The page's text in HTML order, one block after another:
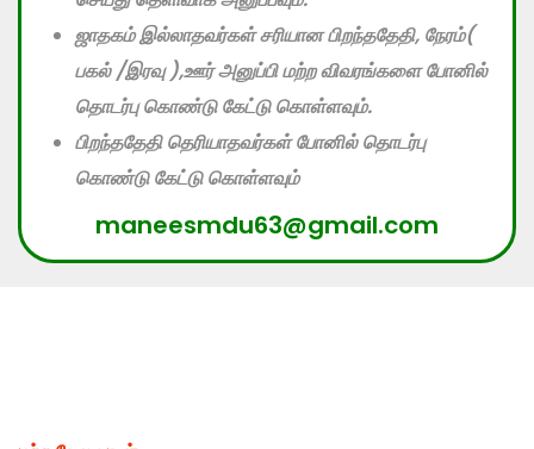
ஜாதகம் இல்லாதவர்கள் சரியான பிறந்ததேதி, நேரம்(
பகல் /இரவு ),ஊர் அனுப்பி மற்ற விவரங்களை போனில்
தொடர்பு கொண்டு கேட்டு கொள்ளவும்.
பிறந்ததேதி தெரியாதவர்கள் போனில் தொடர்பு
கொண்டு கேட்டு கொள்ளவும்
maneesmdu63@gmail.com